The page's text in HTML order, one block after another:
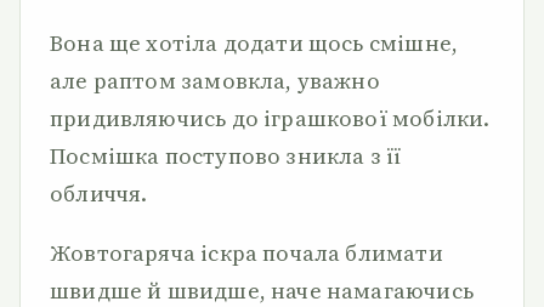
Вона ще хотіла додати щось смішне,
але раптом замовкла, уважно
придивляючись до іграшкової мобілки.
Посмішка поступово зникла з її
обличчя.
Жовтогаряча іскра почала блимати
швидше й швидше, наче намагаючись